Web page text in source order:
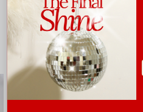
0/ 5
Vous pourriez aussi aimer...